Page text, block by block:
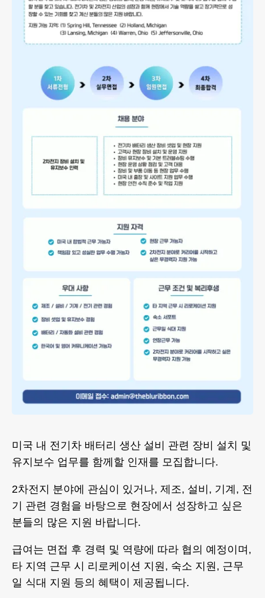
미국 내 전기차 배터리 생산 설비 관련 장비 설치 및
유지보수 업무를 함께할 인재를 모집합니다.
2차전지 분야에 관심이 있거나, 제조, 설비, 기계, 전
기 관련 경험을 바탕으로 현장에서 성장하고 싶은
분들의 많은 지원 바랍니다.
급여는 면접 후 경력 및 역량에 따라 협의 예정이며,
타 지역 근무 시 리로케이션 지원, 숙소 지원, 근무
일 식대 지원 등의 혜택이 제공됩니다.